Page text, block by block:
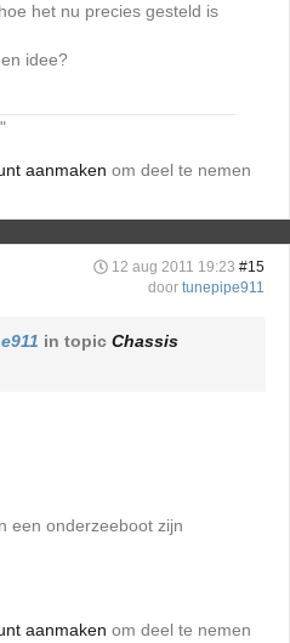
het nu precies gesteld is
idee?
aanmaken om deel te nemen
12 aug 2011 19:23 #15
door tunepipe911
in topic Chassis
een onderzeeboot zijn
aanmaken om deel te nemen